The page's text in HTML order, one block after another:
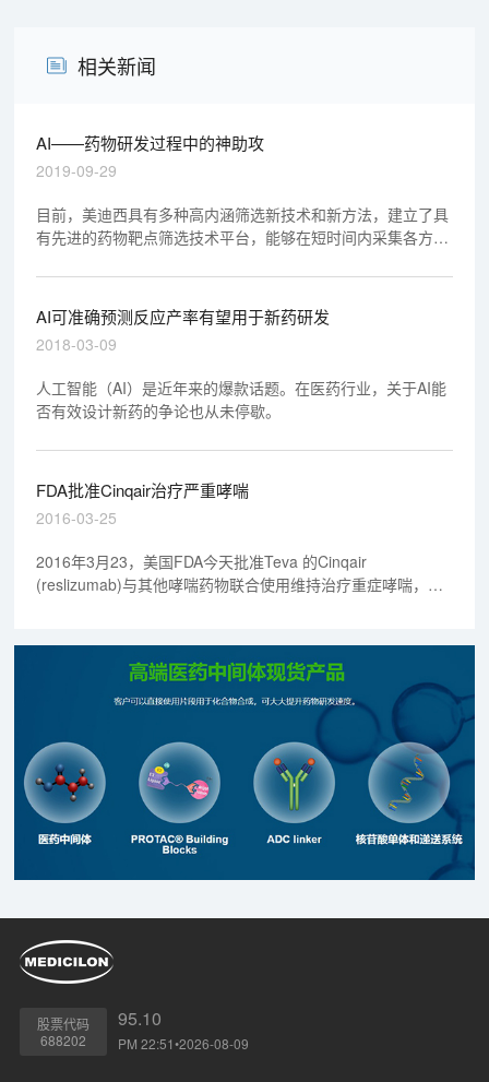
相关新闻
AI——药物研发过程中的神助攻
2019-09-29
目前，美迪西具有多种高内涵筛选新技术和新方法，建立了具
有先进的药物靶点筛选技术平台，能够在短时间内采集各方面
瓶颈。
AI可准确预测反应产率有望用于新药研发
2018-03-09
人工智能（AI）是近年来的爆款话题。在医药行业，关于AI能
否有效设计新药的争论也从未停歇。
FDA批准Cinqair治疗严重哮喘
2016-03-25
2016年3月23，美国FDA今天批准Teva 的Cinqair
(reslizumab)与其他哮喘药物联合使用维持治疗重症哮喘，患
股票代码
688202
95.10
PM 22:51•2026-08-09